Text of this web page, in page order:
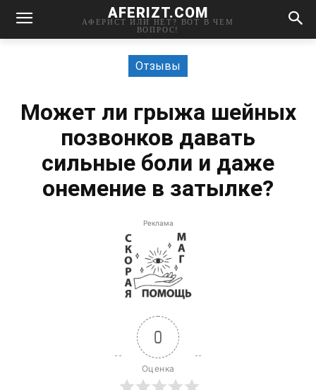
AFERIZT.COM
АФЕРИСТ ИЛИ НЕТ? ВОТ В ЧЕМ
ВОПРОС!
Отзывы
Может ли грыжа шейных
позвонков давать
сильные боли и даже
онемение в затылке?
Реклама
0
Оценка